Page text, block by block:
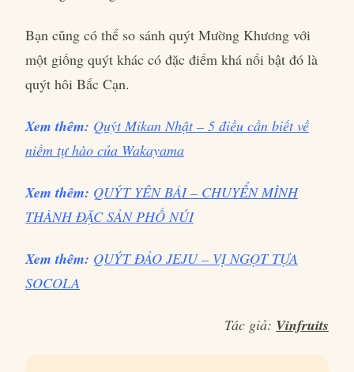
Bạn cũng có thể so sánh quýt Mường Khương với
một giống quýt khác có đặc điểm khá nổi bật đó là
quýt hôi Bắc Cạn.
Xem thêm: Quýt Mikan Nhật – 5 điều cần biết về
niềm tự hào của Wakayama
Xem thêm: QUÝT YÊN BÁI – CHUYỂN MÌNH
THÀNH ĐẶC SẢN PHỐ NÚI
Xem thêm: QUÝT ĐẢO JEJU – VỊ NGỌT TỰA
SOCOLA
Tác giả: Vinfruits